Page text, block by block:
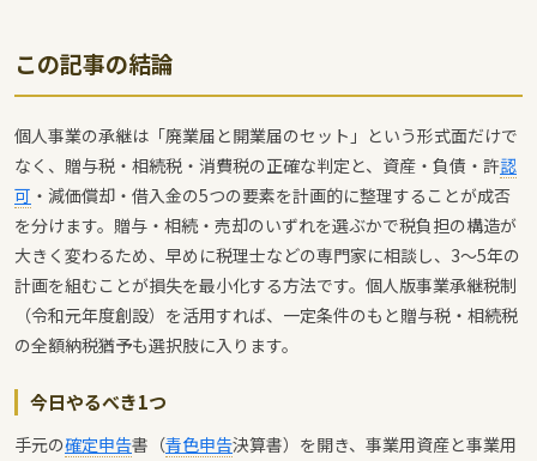
この記事の結論
個人事業の承継は「廃業届と開業届のセット」という形式面だけで
なく、贈与税・相続税・消費税の正確な判定と、資産・負債・許認
可 ・減価償却・借入金の5つの要素を計画的に整理することが成否
を分けます。贈与・相続・売却のいずれを選ぶかで税負担の構造が
大きく変わるため、早めに税理士などの専門家に相談し、3〜5年の
計画を組むことが損失を最小化する方法です。個人版事業承継税制
（令和元年度創設）を活用すれば、一定条件のもと贈与税・相続税
の全額納税猶予も選択肢に入ります。
今日やるべき1つ
手元の確定申告書（青色申告決算書）を開き、事業用資産と事業用